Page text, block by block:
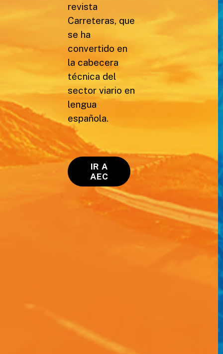
revista
Carreteras, que
se ha
convertido en
la cabecera
técnica del
sector viario en
lengua
española.
IR A
AEC